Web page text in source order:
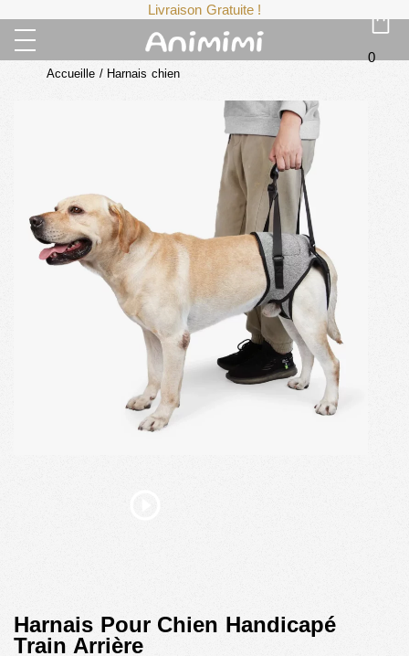
Livraison Gratuite !
0
Accueille / Harnais chien
Harnais Pour Chien Handicapé
Train Arrière